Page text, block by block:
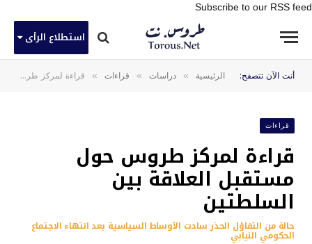
Subscribe to our RSS feed
استطلاع الرأى
أنت الآن تتصفح: الرئيسية » دراسات » قراءات » قراءة لمركز طروس حول مستقبل العلاقة بين السلطتين
قراءات
قراءة لمركز طروس حول
مستقبل العلاقة بين
السلطتين
حالة من التفاؤل الحذر سادت الأوساط السياسية بعد انتهاء الاجتماع
الحكومي النيابي